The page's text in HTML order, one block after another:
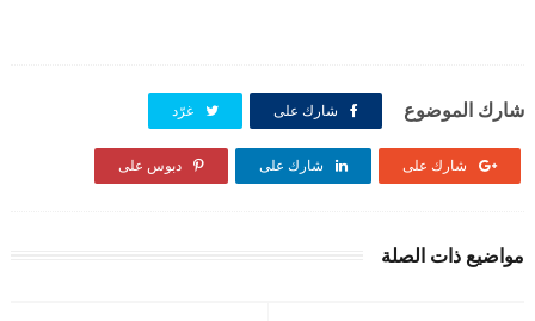
شارك الموضوع شارك على غرّد
شارك على شارك على دبوس على
مواضيع ذات الصلة